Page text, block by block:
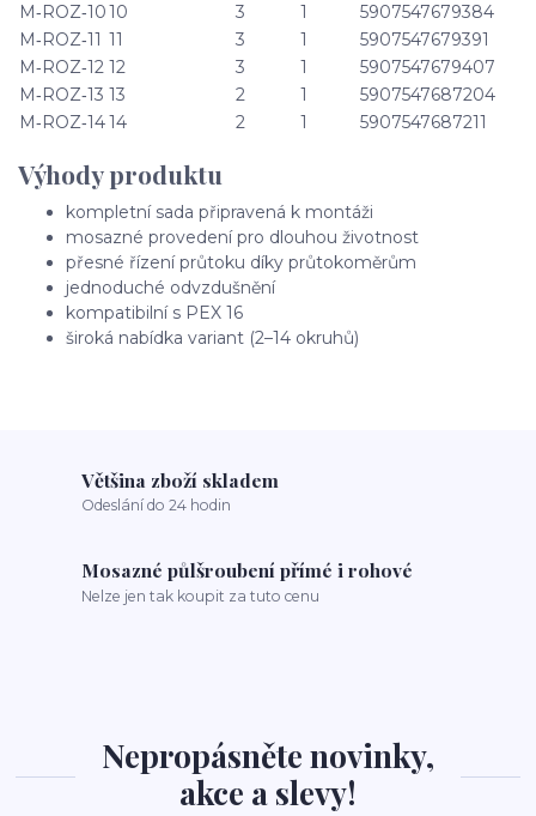
M‑ROZ‑1010 3 1
5907547679384
M‑ROZ‑11 11 3 1
5907547679391
M‑ROZ‑12 12 3 1
5907547679407
M‑ROZ‑13 13 2 1
5907547687204
M‑ROZ‑1414 2 1 5907547687211
Výhody produktu
kompletní sada připravená k montáži
mosazné provedení pro dlouhou životnost
přesné řízení průtoku díky průtokoměrům
jednoduché odvzdušnění
kompatibilní s PEX 16
široká nabídka variant (2–14 okruhů)
Většina zboží skladem
Odeslání do 24 hodin
Mosazné půlšroubení přímé i rohové
Nelze jen tak koupit za tuto cenu
Nepropásněte novinky,
akce a slevy!